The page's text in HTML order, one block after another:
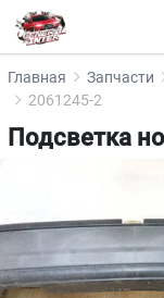
Главная Запчасти
2061245-2
Подсветка